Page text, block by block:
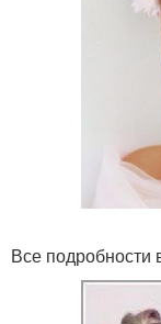
Все подробности